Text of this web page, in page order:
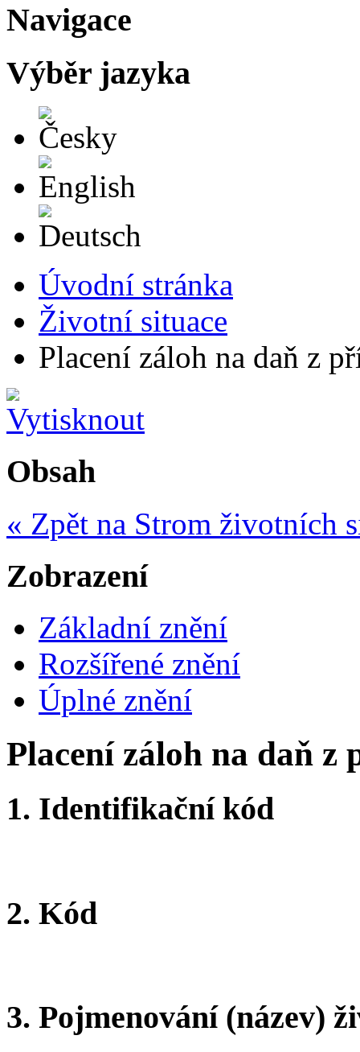
Navigace
Výběr jazyka
Úvodní stránka
Životní situace
Placení záloh na daň z
Obsah
« Zpět na Strom životních
Zobrazení
Základní znění
Rozšířené znění
Úplné znění
Placení záloh na daň
1. Identifikační kód
2. Kód
3. Pojmenování (název)